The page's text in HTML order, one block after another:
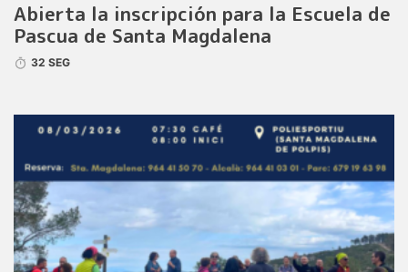
Abierta la inscripción para la Escuela de
Pascua de Santa Magdalena
32 SEG